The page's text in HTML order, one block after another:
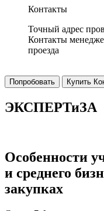
Контакты
Точный адрес
Контакты
проезда
Попробовать Купить
ЭКСПЕРТиЗА
Особенности
и среднего
закупках